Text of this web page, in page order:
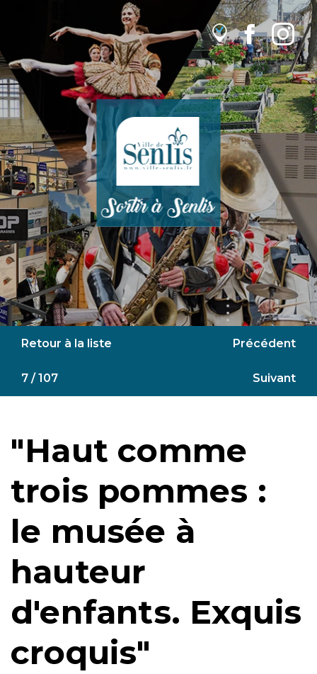
Retour à la liste Précédent
7 / 107 Suivant
"Haut comme
trois pommes :
le musée à
hauteur
d'enfants. Exquis
croquis"